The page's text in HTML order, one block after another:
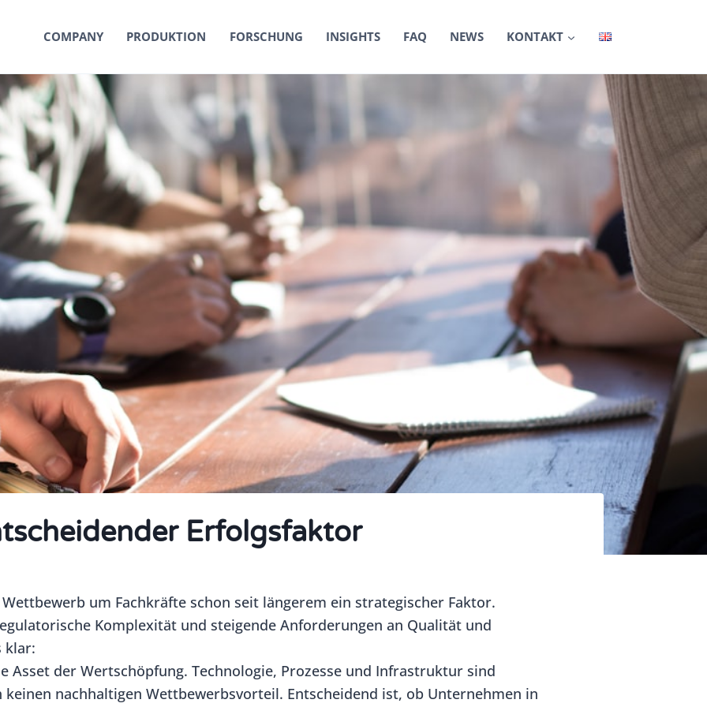
COMPANY PRODUKTION FORSCHUNG INSIGHTS FAQ NEWS KONTAKT
Erfolgsfaktor
um Fachkräfte schon seit längerem ein strategischer Faktor.
Komplexität und steigende Anforderungen an Qualität und
klar:
Asset der Wertschöpfung. Technologie, Prozesse und Infrastruktur sind
nachhaltigen Wettbewerbsvorteil. Entscheidend ist, ob Unternehmen in